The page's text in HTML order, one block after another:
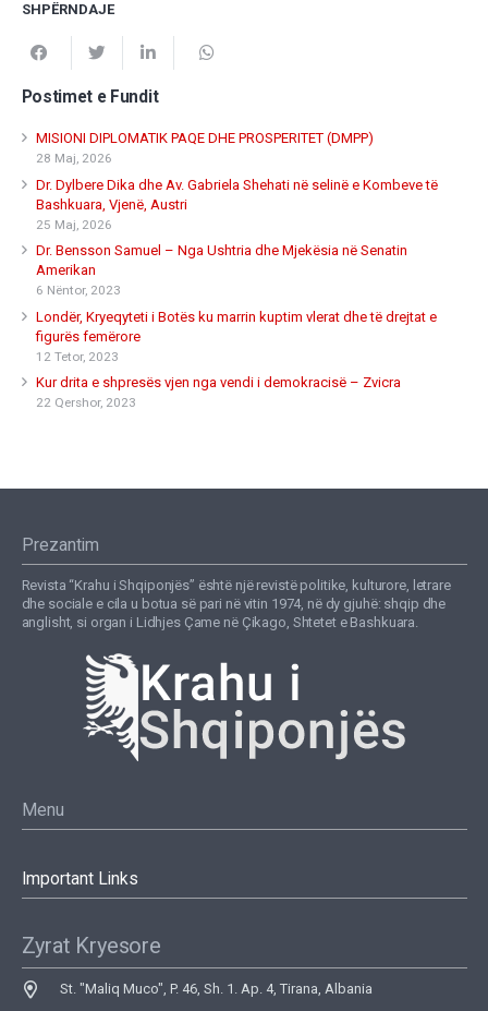
SHPËRNDAJE
Postimet e Fundit
MISIONI DIPLOMATIK PAQE DHE PROSPERITET (DMPP)
28 Maj, 2026
Dr. Dylbere Dika dhe Av. Gabriela Shehati në selinë e Kombeve të
Bashkuara, Vjenë, Austri
25 Maj, 2026
Dr. Bensson Samuel – Nga Ushtria dhe Mjekësia në Senatin
Amerikan
6 Nëntor, 2023
Londër, Kryeqyteti i Botës ku marrin kuptim vlerat dhe të drejtat e
figurës femërore
12 Tetor, 2023
Kur drita e shpresës vjen nga vendi i demokracisë – Zvicra
22 Qershor, 2023
Prezantim
Revista “Krahu i Shqiponjës” është një revistë politike, kulturore, letrare
dhe sociale e cila u botua së pari në vitin 1974, në dy gjuhë: shqip dhe
anglisht, si organ i Lidhjes Çame në Çikago, Shtetet e Bashkuara.
Menu
Important Links
Zyrat Kryesore
St. "Maliq Muco", P. 46, Sh. 1. Ap. 4, Tirana, Albania